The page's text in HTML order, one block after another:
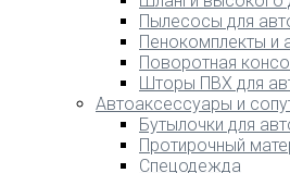
Пылесосы для
Пенокомплекты и
Поворотная
Шторы ПВХ для
Автоаксессуары и
Бутылочки для
Протирочный
Спецодежда